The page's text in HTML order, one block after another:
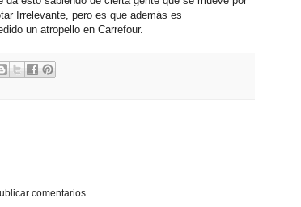
Irrelevante, pero es que además es
un atropello en Carrefour.
comentarios.